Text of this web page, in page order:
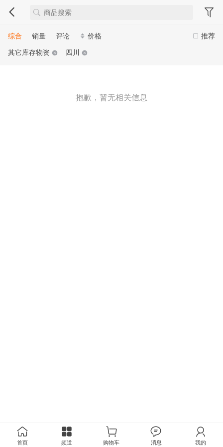
推荐
综合 销量 评论
价格
其它库存物资
四川
抱歉，暂无相关信息
首页 频道 购物车 消息 我的